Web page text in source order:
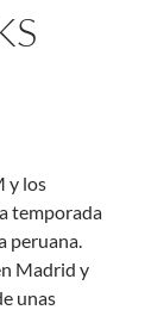
y los
temporada
peruana.
Madrid y
unas